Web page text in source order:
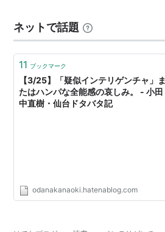
ネットで話題
11 ブックマーク
【3/25】「疑似インテリゲンチャ」ま
たはハンパな全能感の哀しみ。 - 小田
中直樹・仙台ドタバタ記
odanakanaoki.hatenablog.com